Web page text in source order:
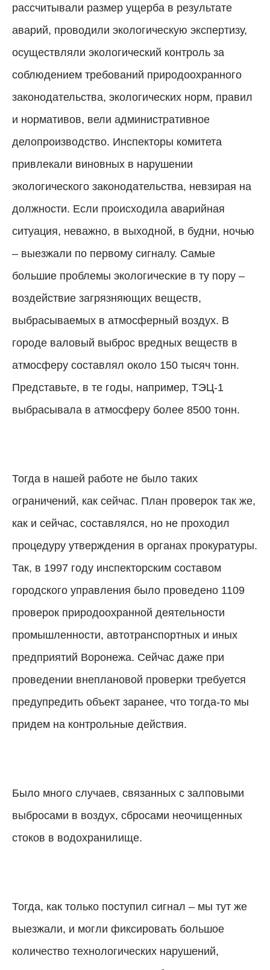
рассчитывали размер ущерба в результате
аварий, проводили экологическую экспертизу,
осуществляли экологический контроль за
соблюдением требований природоохранного
законодательства, экологических норм, правил
и нормативов, вели административное
делопроизводство. Инспекторы комитета
привлекали виновных в нарушении
экологического законодательства, невзирая на
должности. Если происходила аварийная
ситуация, неважно, в выходной, в будни, ночью
– выезжали по первому сигналу. Самые
большие проблемы экологические в ту пору –
воздействие загрязняющих веществ,
выбрасываемых в атмосферный воздух. В
городе валовый выброс вредных веществ в
атмосферу составлял около 150 тысяч тонн.
Представьте, в те годы, например, ТЭЦ-1
выбрасывала в атмосферу более 8500 тонн.
Тогда в нашей работе не было таких
ограничений, как сейчас. План проверок так же,
как и сейчас, составлялся, но не проходил
процедуру утверждения в органах прокуратуры.
Так, в 1997 году инспекторским составом
городского управления было проведено 1109
проверок природоохранной деятельности
промышленности, автотранспортных и иных
предприятий Воронежа. Сейчас даже при
проведении внеплановой проверки требуется
предупредить объект заранее, что тогда-то мы
придем на контрольные действия.
Было много случаев, связанных с залповыми
выбросами в воздух, сбросами неочищенных
стоков в водохранилище.
Тогда, как только поступил сигнал – мы тут же
выезжали, и могли фиксировать большое
количество технологических нарушений,